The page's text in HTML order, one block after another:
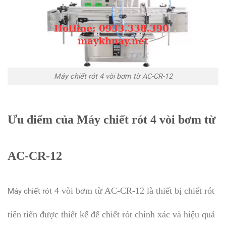
Máy chiết rót 4 vòi bơm từ AC-CR-12
Ưu điểm của Máy chiết rót 4 vòi bơm từ
AC-CR-12
Máy chiết rót 4 vòi bơm từ AC-CR-12 là thiết bị chiết rót
tiên tiến được thiết kế để chiết rót chính xác và hiệu quả